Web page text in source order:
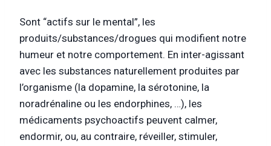
Sont “actifs sur le mental”, les
produits/substances/drogues qui modifient notre
humeur et notre comportement. En inter-agissant
avec les substances naturellement produites par
l’organisme (la dopamine, la sérotonine, la
noradrénaline ou les endorphines, …), les
médicaments psychoactifs peuvent calmer,
endormir, ou, au contraire, réveiller, stimuler,